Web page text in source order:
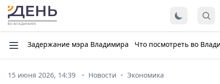
Задержание мэра Владимира Что посмотреть во
15 июня 2026, 14:39 Новости Экономика